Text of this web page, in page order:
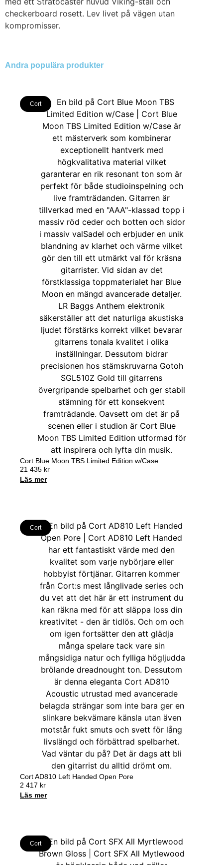
checkerboard rosett. Lev livet på vägen utan
kompromisser.
Andra populära produkter
Cort
Cort Blue Moon TBS Limited Edition w/Case
21 435 kr
Läs mer
Cort
Cort AD810 Left Handed Open Pore
2 417 kr
Läs mer
Cort